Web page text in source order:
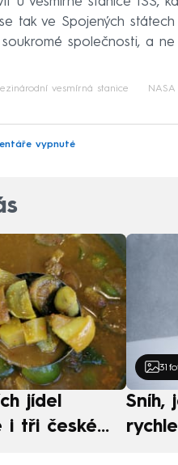
tak ve Spojených
společnosti, a
vesmírná stanice NASA
vypnuté
jídel
i tři české
31
Sníh,